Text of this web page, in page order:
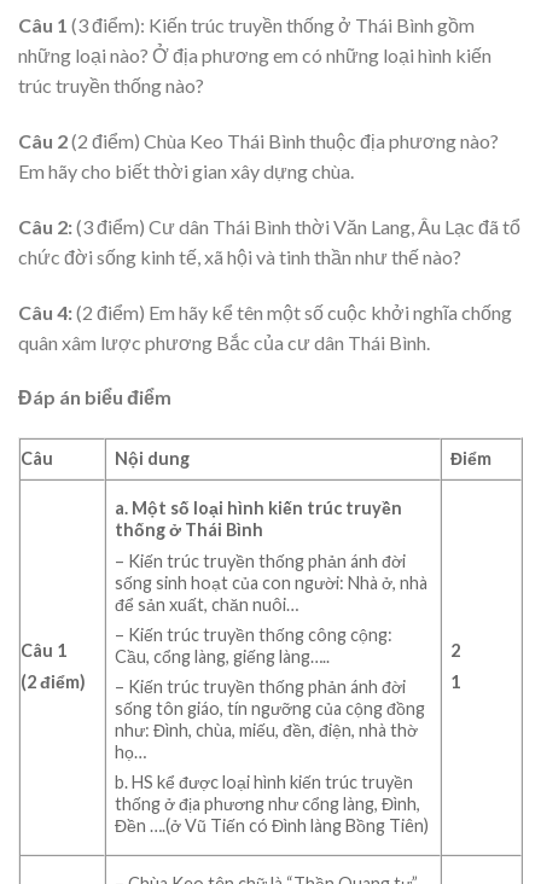
Câu 1 (3 điểm): Kiến trúc truyền thống ở Thái Bình gồm
những loại nào? Ở địa phương em có những loại hình kiến
trúc truyền thống nào?
Câu 2(2 điểm) Chùa Keo Thái Bình thuộc địa phương nào?
Em hãy cho biết thời gian xây dựng chùa.
Câu 2:(3 điểm) Cư dân Thái Bình thời Văn Lang, Âu Lạc đã tổ
chức đời sống kinh tế, xã hội và tinh thần như thế nào?
Câu 4:(2 điểm) Em hãy kể tên một số cuộc khởi nghĩa chống
quân xâm lược phương Bắc của cư dân Thái Bình.
Đáp án biểu điểm
Câu Nội dung Điểm
Câu 1
(2 điểm)
a. Một số loại hình kiến trúc truyền
thống ở Thái Bình
– Kiến trúc truyền thống phản ánh đời
sống sinh hoạt của con người: Nhà ở, nhà
để sản xuất, chăn nuôi…
– Kiến trúc truyền thống công cộng:
Cầu, cổng làng, giếng làng…..
– Kiến trúc truyền thống phản ánh đời
sống tôn giáo, tín ngưỡng của cộng đồng
như: Đình, chùa, miếu, đền, điện, nhà thờ
họ…
b. HS kể được loại hình kiến trúc truyền
thống ở địa phương như cổng làng, Đình,
Đền ….(ở Vũ Tiến có Đình làng Bồng Tiên)
2
1